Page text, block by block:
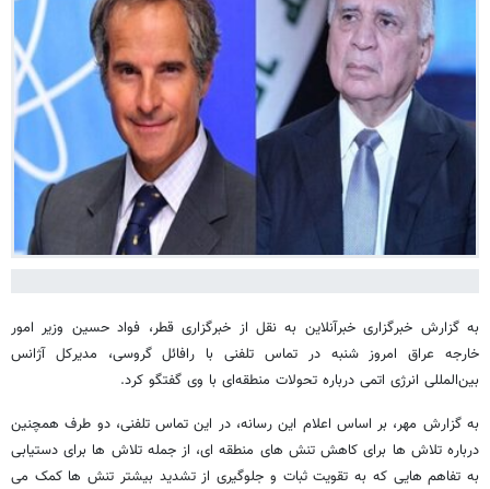
به گزارش خبرگزاری خبرآنلاین به نقل از خبرگزاری قطر، فواد حسین وزیر امور
خارجه عراق امروز شنبه در تماس تلفنی با رافائل گروسی، مدیرکل آژانس
بین‌المللی انرژی اتمی درباره تحولات منطقه‌ای با وی گفتگو کرد.
به گزارش مهر، بر اساس اعلام این رسانه، در این تماس تلفنی، دو طرف همچنین
درباره تلاش‌ ها برای کاهش تنش‌ های منطقه‌ ای، از جمله تلاش‌ ها برای دستیابی
به تفاهم‌ هایی که به تقویت ثبات و جلوگیری از تشدید بیشتر تنش‌ ها کمک می‌